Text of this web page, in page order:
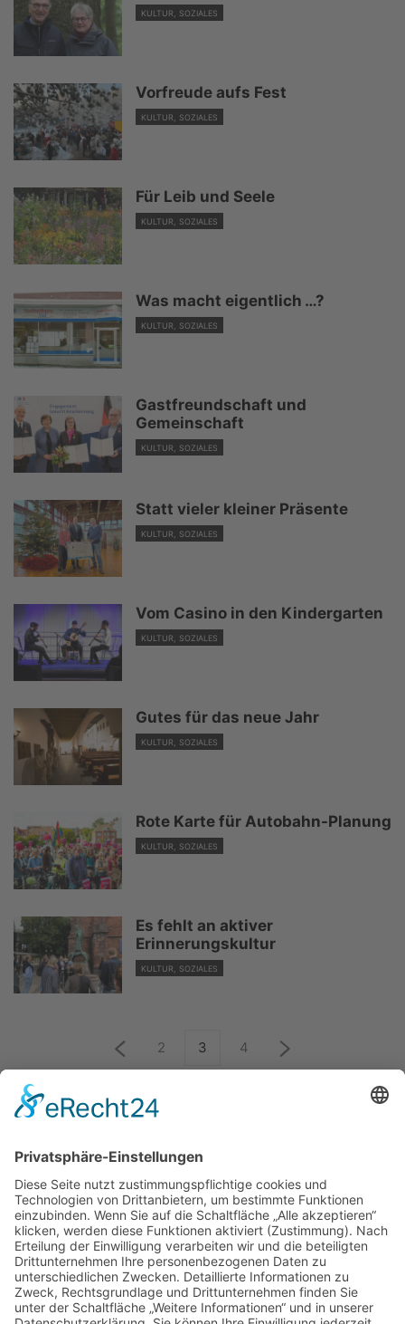
KULTUR, SOZIALES
Vorfreude aufs Fest
KULTUR, SOZIALES
Für Leib und Seele
KULTUR, SOZIALES
Was macht eigentlich …?
KULTUR, SOZIALES
Gastfreundschaft und
Gemeinschaft
KULTUR, SOZIALES
Statt vieler kleiner Präsente
KULTUR, SOZIALES
Vom Casino in den Kindergarten
KULTUR, SOZIALES
Gutes für das neue Jahr
KULTUR, SOZIALES
Rote Karte für Autobahn-Planung
KULTUR, SOZIALES
Es fehlt an aktiver
Erinnerungskultur
KULTUR, SOZIALES
2 3 4
ÜBER UNS
KIEL LOKAL